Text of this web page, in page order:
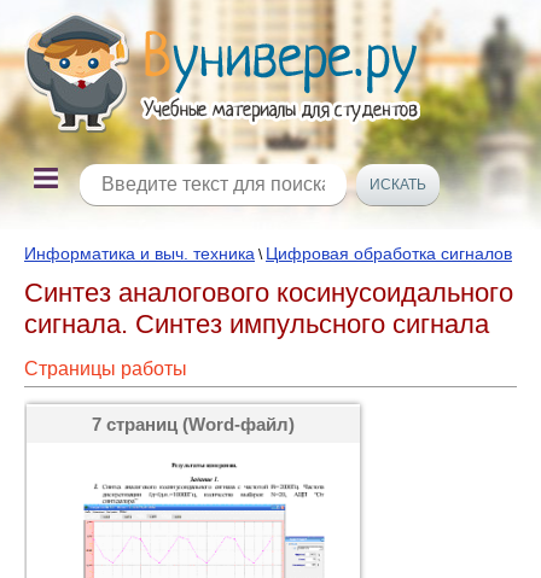
Информатика и выч. техника \ Цифровая обработка сигналов
Синтез аналогового косинусоидального
сигнала. Синтез импульсного сигнала
Страницы работы
7 страниц (Word-файл)